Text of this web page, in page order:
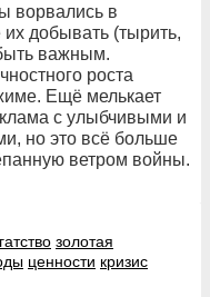
ворвались в
их добывать (тырить,
важным.
роста
Ещё мелькает
с улыбчивыми и
но это всё больше
ветром войны.
золотая
ценности кризис